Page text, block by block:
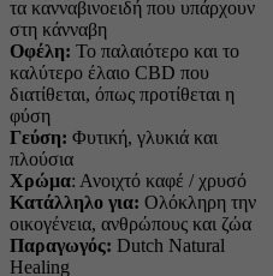
τα κανναβινοειδή που υπάρχουν
στη κάνναβη
Οφέλη: Το παλαιότερο και το
καλύτερο έλαιο CBD που
διατίθεται, όπως προτίθεται η
φύση
Γεύση: Φυτική, γλυκιά και
πλούσια
Χρώμα: Ανοιχτό καφέ / χρυσό
Κατάλληλο για: Ολόκληρη την
οικογένεια, ανθρώπους και ζώα
Παραγωγός: Dutch Natural
Healing